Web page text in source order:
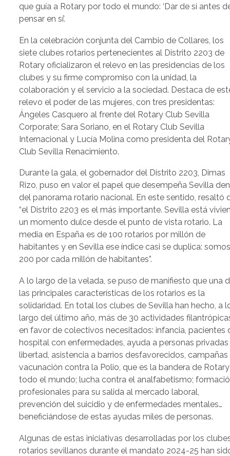
que guía a Rotary por todo el mundo: ‘Dar de sí antes
pensar en sí’.
En la celebración conjunta del Cambio de Collares, los
siete clubes rotarios pertenecientes al Distrito 2203 de
Rotary oficializaron el relevo en las presidencias de los
clubes y su firme compromiso con la unidad, la
colaboración y el servicio a la sociedad. Destaca de
relevo el poder de las mujeres, con tres presidentas:
Ángeles Casquero al frente del Rotary Club Sevilla
Corporate; Sara Soriano, en el Rotary Club Sevilla
Internacional y Lucía Molina como presidenta del
Club Sevilla Renacimiento.
Durante la gala, el gobernador del Distrito 2203, Dimas
Rizo, puso en valor el papel que desempeña Sevilla
del panorama rotario nacional. En este sentido, resaltó
“el Distrito 2203 es el más importante. Sevilla está
un momento dulce desde el punto de vista rotario. La
media en España es de 100 rotarios por millón de
habitantes y en Sevilla ese índice casi se duplica:
200 por cada millón de habitantes”.
A lo largo de la velada, se puso de manifiesto que una
las principales características de los rotarios es la
solidaridad. En total los clubes de Sevilla han hecho, a
largo del último año, más de 30 actividades
en favor de colectivos necesitados: infancia, pacientes
hospital con enfermedades, ayuda a personas
libertad, asistencia a barrios desfavorecidos, campañas
vacunación contra la Polio, que es la bandera de
todo el mundo; lucha contra el analfabetismo;
profesionales para su salida al mercado laboral,
prevención del suicidio y de enfermedades mentales…
beneficiándose de estas ayudas miles de personas.
Algunas de estas iniciativas desarrolladas por los
rotarios sevillanos durante el mandato 2024-25 han